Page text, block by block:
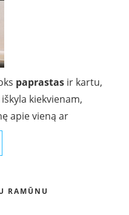
paprastas ir kartu,
kiekvienam,
apie vieną ar
RAMŪNU